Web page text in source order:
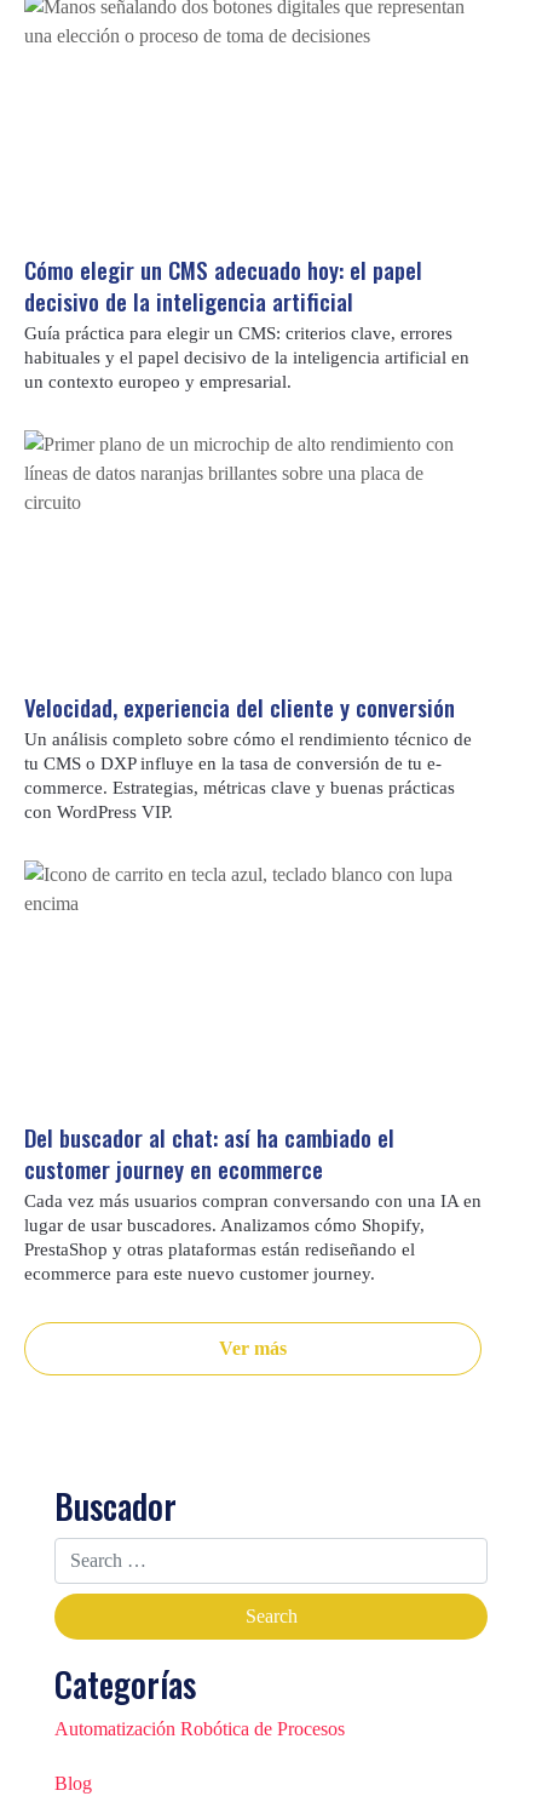
Cómo elegir un CMS adecuado hoy: el papel
decisivo de la inteligencia artificial
Guía práctica para elegir un CMS: criterios clave, errores
habituales y el papel decisivo de la inteligencia artificial en
un contexto europeo y empresarial.
Velocidad, experiencia del cliente y conversión
Un análisis completo sobre cómo el rendimiento técnico de
tu CMS o DXP influye en la tasa de conversión de tu e-
commerce. Estrategias, métricas clave y buenas prácticas
con WordPress VIP.
Del buscador al chat: así ha cambiado el
customer journey en ecommerce
Cada vez más usuarios compran conversando con una IA en
lugar de usar buscadores. Analizamos cómo Shopify,
PrestaShop y otras plataformas están rediseñando el
ecommerce para este nuevo customer journey.
Ver más
Buscador
Categorías
Automatización Robótica de Procesos
Blog